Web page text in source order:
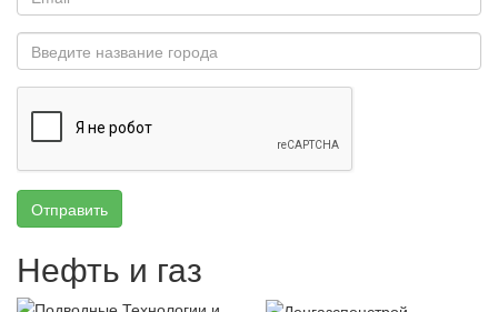
Отправить
Нефть и газ